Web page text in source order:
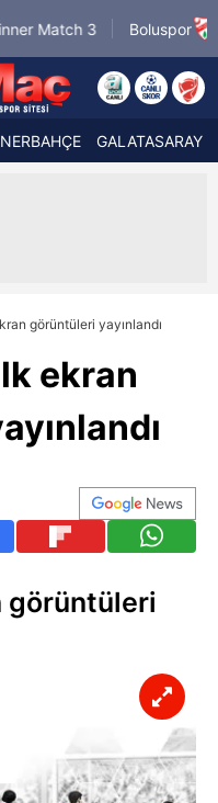
3 Boluspor
7.8.2026 -
21:30
GALATASARAY
görüntüleri yayınlandı
ekran
görüntüleri